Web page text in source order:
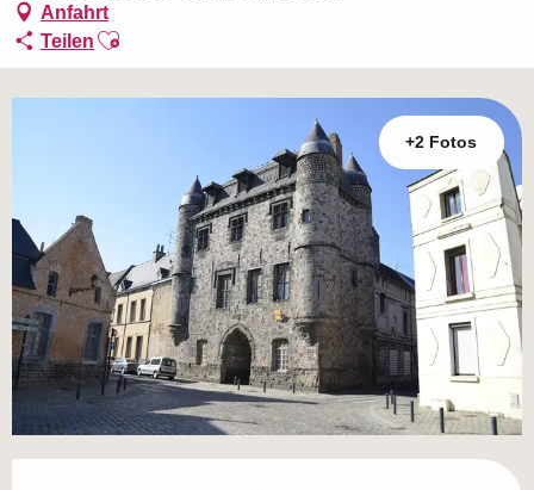
Anfahrt
Teilen Ajouter aux favoris
+2 Fotos